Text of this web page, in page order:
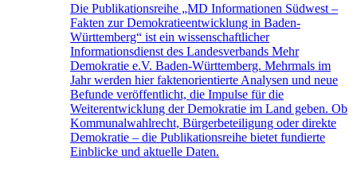
Die Publikationsreihe „MD Informationen Südwest –
Fakten zur Demokratieentwicklung in Baden-
Württemberg“ ist ein wissenschaftlicher
Informationsdienst des Landesverbands Mehr
Demokratie e.V. Baden-Württemberg. Mehrmals im
Jahr werden hier faktenorientierte Analysen und neue
Befunde veröffentlicht, die Impulse für die
Weiterentwicklung der Demokratie im Land geben. Ob
Kommunalwahlrecht, Bürgerbeteiligung oder direkte
Demokratie – die Publikationsreihe bietet fundierte
Einblicke und aktuelle Daten.